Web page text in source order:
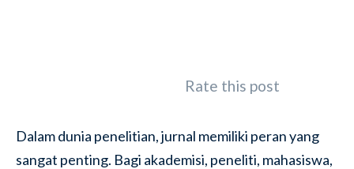
Rate this post
Dalam dunia penelitian, jurnal memiliki peran yang
sangat penting. Bagi akademisi, peneliti, mahasiswa,